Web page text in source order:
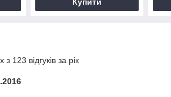
Купити
123 відгуків за рік